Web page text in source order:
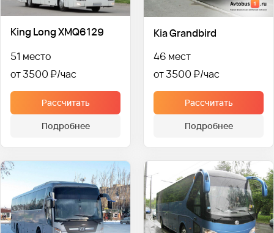
King Long XMQ6129
51 место
от 3500 ₽
Рассчитать
Подробнее
Kia Grandbird
46 мест
от 3500 ₽
Рассчитать
Подробнее